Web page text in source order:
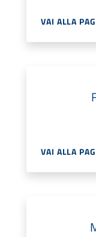
VAI ALLA
VAI ALLA